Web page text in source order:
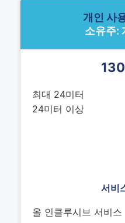
개인 사
소유주:
최대 24미터
24미터 이상
서비
올 인클루시브 서비스